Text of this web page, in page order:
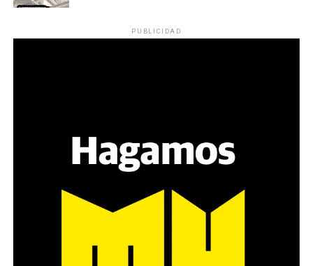
PUBLICIDAD